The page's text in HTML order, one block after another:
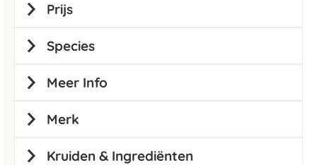
Prijs
Species
Meer Info
Merk
Kruiden & Ingrediënten